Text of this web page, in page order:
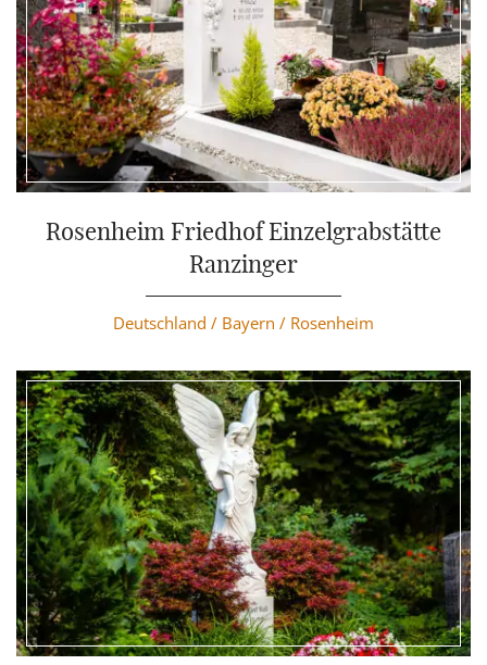
Weiterlesen
Rosenheim Friedhof Einzelgrabstätte
Ranzinger
Deutschland / Bayern / Rosenheim